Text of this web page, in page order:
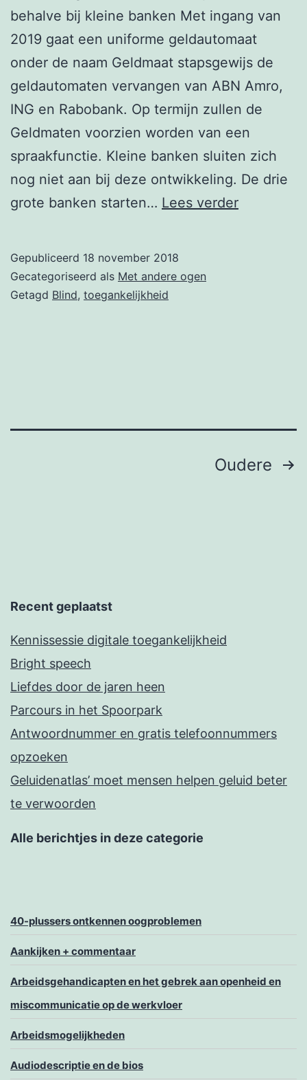
behalve bij kleine banken Met ingang van
2019 gaat een uniforme geldautomaat
onder de naam Geldmaat stapsgewijs de
geldautomaten vervangen van ABN Amro,
ING en Rabobank. Op termijn zullen de
Geldmaten voorzien worden van een
spraakfunctie. Kleine banken sluiten zich
nog niet aan bij deze ontwikkeling. De drie
grote banken starten… Lees verderGeldmaat
Gepubliceerd 18 november 2018
Gecategoriseerd als Met andere ogen
Getagd Blind, toegankelijkheid
Oudere
Recent geplaatst
Kennissessie digitale toegankelijkheid
Bright speech
Liefdes door de jaren heen
Parcours in het Spoorpark
Antwoordnummer en gratis telefoonnummers
opzoeken
Geluidenatlas’ moet mensen helpen geluid beter
te verwoorden
Alle berichtjes in deze categorie
40-plussers ontkennen oogproblemen
Aankijken + commentaar
Arbeidsgehandicapten en het gebrek aan openheid en
miscommunicatie op de werkvloer
Arbeidsmogelijkheden
Audiodescriptie en de bios